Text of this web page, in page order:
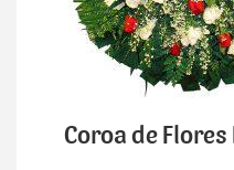
Coroa de